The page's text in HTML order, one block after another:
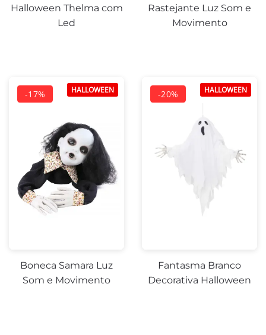
Halloween Thelma com
Led
Rastejante Luz Som e
Movimento
HALLOWEEN
Boneca Samara Luz
Som e Movimento
HALLOWEEN
Fantasma Branco
Decorativa Halloween